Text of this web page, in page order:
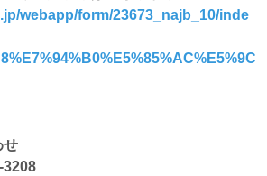
webapp/form/23673_najb_10/inde
せ
3208